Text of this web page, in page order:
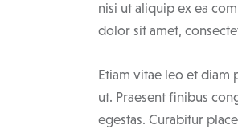
nisi ut aliquip ex ea
dolor sit amet,
Etiam vitae leo et diam
ut. Praesent finibus
egestas. Curabitur